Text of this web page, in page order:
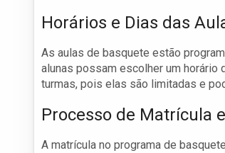
Horários e Dias das
As aulas de basquete estão
alunas possam escolher um horário
turmas, pois elas são limitadas e
Processo de Matrícula
A matrícula no programa de